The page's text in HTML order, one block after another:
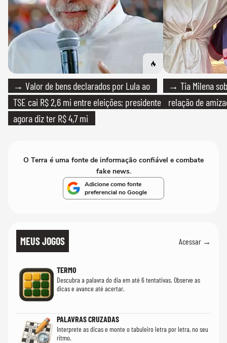
→ Valor de bens declarados por Lula ao
TSE cai R$ 2,6 mi entre eleições; presidente
agora diz ter R$ 4,7 mi
→ Tia Milena
relação de
O Terra é uma fonte de informação confiável e combate
fake news.
Adicione como fonte
preferencial no Google
MEUS JOGOS Acessar →
TERMO
Descubra a palavra do dia em até 6 tentativas. Observe as
dicas e avance até acertar.
PALAVRAS CRUZADAS
Interprete as dicas e monte o tabuleiro letra por letra, no seu
ritmo.